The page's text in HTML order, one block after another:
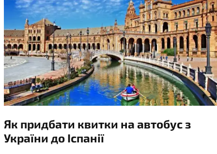
Як придбати квитки на автобус з
України до Іспанії